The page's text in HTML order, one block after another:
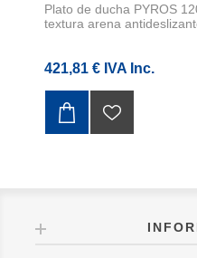
Plato de ducha PYROS
textura arena
421,81 € IVA Inc.